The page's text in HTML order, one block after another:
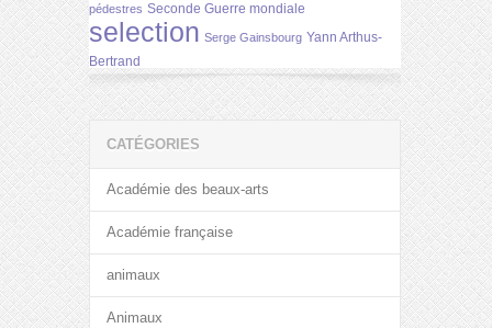
pédestres Seconde Guerre mondiale
selection Serge Gainsbourg Yann Arthus-
Bertrand
CATÉGORIES
Académie des beaux-arts
Académie française
animaux
Animaux